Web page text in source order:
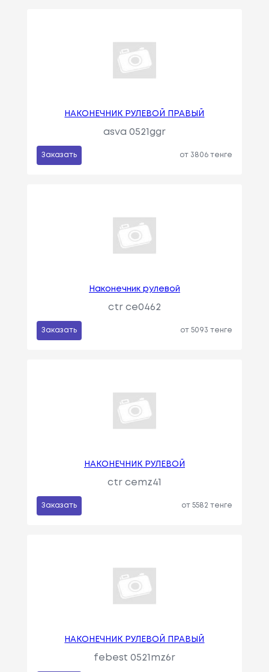
НАКОНЕЧНИК РУЛЕВОЙ ПРАВЫЙ
asva 0521ggr
Заказать от 3806 тенге
Наконечник рулевой
ctr ce0462
Заказать от 5093 тенге
НАКОНЕЧНИК РУЛЕВОЙ
ctr cemz41
Заказать от 5582 тенге
НАКОНЕЧНИК РУЛЕВОЙ ПРАВЫЙ
febest 0521mz6r